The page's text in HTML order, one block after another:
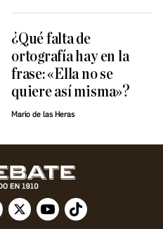
¿Qué falta de
ortografía hay en la
frase: «Ella no se
quiere así misma»?
Mario de las Heras